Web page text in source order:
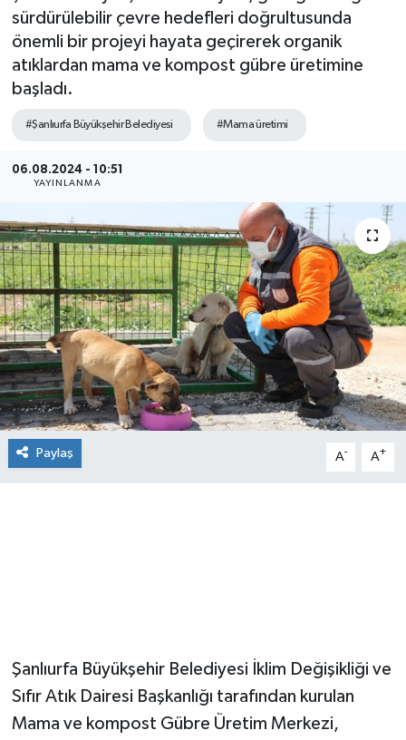
sürdürülebilir çevre hedefleri doğrultusunda
önemli bir projeyi hayata geçirerek organik
atıklardan mama ve kompost gübre üretimine
başladı.
#Şanlıurfa Büyükşehir Belediyesi #Mama üretimi
06.08.2024 - 10:51
YAYINLANMA
Paylaş A- A+
Şanlıurfa Büyükşehir Belediyesi İklim Değişikliği ve
Sıfır Atık Dairesi Başkanlığı tarafından kurulan
Mama ve kompost Gübre Üretim Merkezi,